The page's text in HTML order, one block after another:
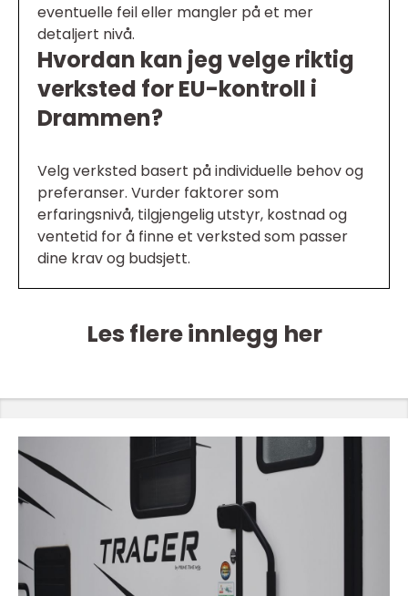
eventuelle feil eller mangler på et mer
detaljert nivå.
Hvordan kan jeg velge riktig
verksted for EU-kontroll i
Drammen?
Velg verksted basert på individuelle behov og
preferanser. Vurder faktorer som
erfaringsnivå, tilgjengelig utstyr, kostnad og
ventetid for å finne et verksted som passer
dine krav og budsjett.
Les flere innlegg her